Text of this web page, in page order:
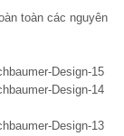
toàn các nguyên